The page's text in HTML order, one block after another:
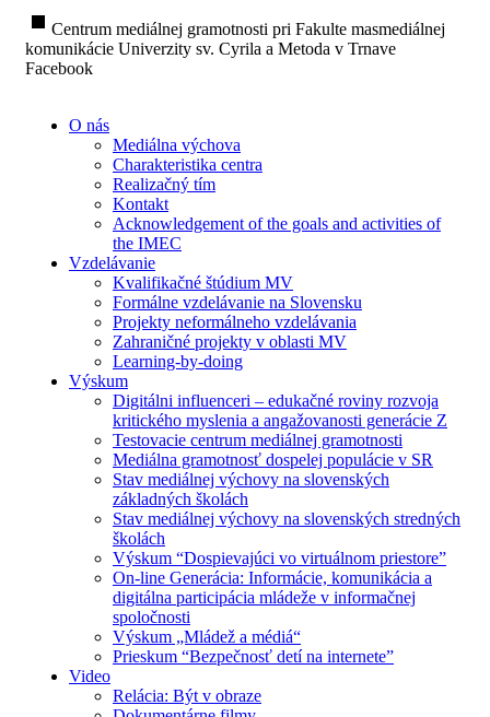
stop Centrum mediálnej gramotnosti pri Fakulte masmediálnej
komunikácie Univerzity sv. Cyrila a Metoda v Trnave
Facebook
O nás
Mediálna výchova
Charakteristika centra
Realizačný tím
Kontakt
Acknowledgement of the goals and activities of
the IMEC
Vzdelávanie
Kvalifikačné štúdium MV
Formálne vzdelávanie na Slovensku
Projekty neformálneho vzdelávania
Zahraničné projekty v oblasti MV
Learning-by-doing
Výskum
Digitálni influenceri – edukačné roviny rozvoja
kritického myslenia a angažovanosti generácie Z
Testovacie centrum mediálnej gramotnosti
Mediálna gramotnosť dospelej populácie v SR
Stav mediálnej výchovy na slovenských
základných školách
Stav mediálnej výchovy na slovenských stredných
školách
Výskum “Dospievajúci vo virtuálnom priestore”
On-line Generácia: Informácie, komunikácia a
digitálna participácia mládeže v informačnej
spoločnosti
Výskum „Mládež a médiá“
Prieskum “Bezpečnosť detí na internete”
Video
Relácia: Být v obraze